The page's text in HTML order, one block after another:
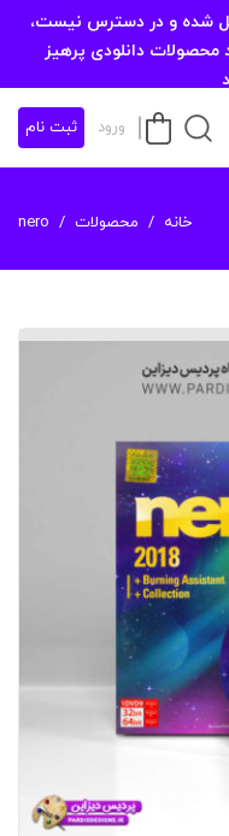
شده و در دسترس نیست،
محصولات دانلودی پرهیز
ورود ثبت نام
خانه محصولات nero